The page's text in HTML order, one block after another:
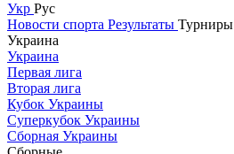
Укр Рус
Новости спорта Результаты Турниры
Украина
Украина
Первая лига
Вторая лига
Кубок Украины
Суперкубок Украины
Сборная Украины